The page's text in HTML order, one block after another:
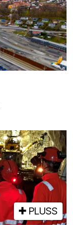
PLUSS